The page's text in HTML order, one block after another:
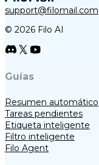
support@filomail.com
© 2026 Filo AI
Guías
Resumen automático
Tareas pendientes
Etiqueta inteligente
Filtro inteligente
Filo Agent